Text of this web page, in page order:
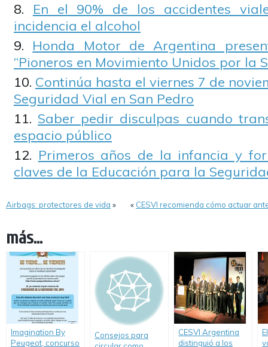
En el 90% de los accidentes
incidencia el alcohol
Honda Motor de Argentina
“Pioneros en Movimiento Unidos por la
Continúa hasta el viernes 7 de
Seguridad Vial en San Pedro
Saber pedir disculpas cuando
espacio público
Primeros años de la infancia y
claves de la Educación para la
Airbags: protectores de vida » « CESVI recomienda cómo actuar
más...
Imagination By
Peugeot, concurso
Consejos para
CESVI Argentina
distinguió a los